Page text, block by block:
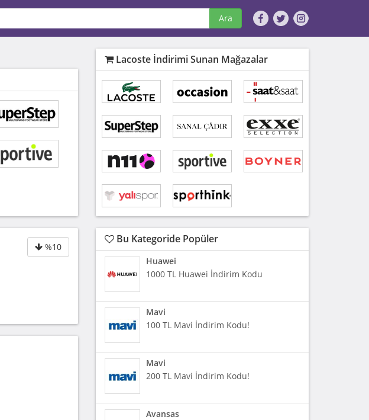
Ara
%10
Lacoste İndirimi Sunan Mağazalar
Bu Kategoride Popüler
Huawei
1000 TL Huawei İndirim Kodu
Mavi
100 TL Mavi İndirim Kodu!
Mavi
200 TL Mavi İndirim Kodu!
Avansas